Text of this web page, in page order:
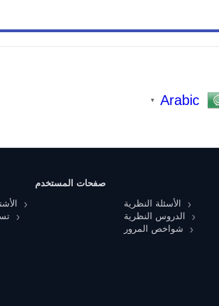
Arabic
▼
الأسئلة النظرية
الدروس النظرية
شواخص المرور
صفحات المستخدم